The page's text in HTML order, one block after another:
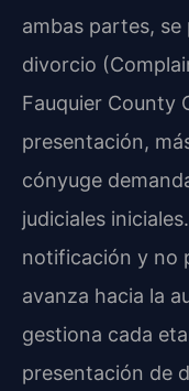
ambas partes,
divorcio
Fauquier County
presentación,
cónyuge
judiciales
notificación y no
avanza hacia la
gestiona cada
presentación de